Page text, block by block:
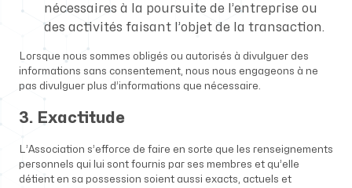
nécessaires à la poursuite de l’entreprise ou
des activités faisant l’objet de la transaction.
Lorsque nous sommes obligés ou autorisés à divulguer des
informations sans consentement, nous nous engageons à ne
pas divulguer plus d’informations que nécessaire.
3. Exactitude
L’Association s’efforce de faire en sorte que les renseignements
personnels qui lui sont fournis par ses membres et qu’elle
détient en sa possession soient aussi exacts, actuels et